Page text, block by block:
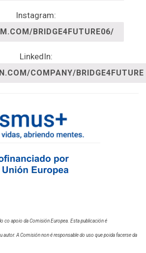
Instagram:
BRIDGE4FUTURE06/
LinkedIn:
COMPANY/BRIDGE4FUTURE
co apoio da Comisión Europea. Esta publicación é
autor. A Comisión non é responsable do uso que poida facerse da